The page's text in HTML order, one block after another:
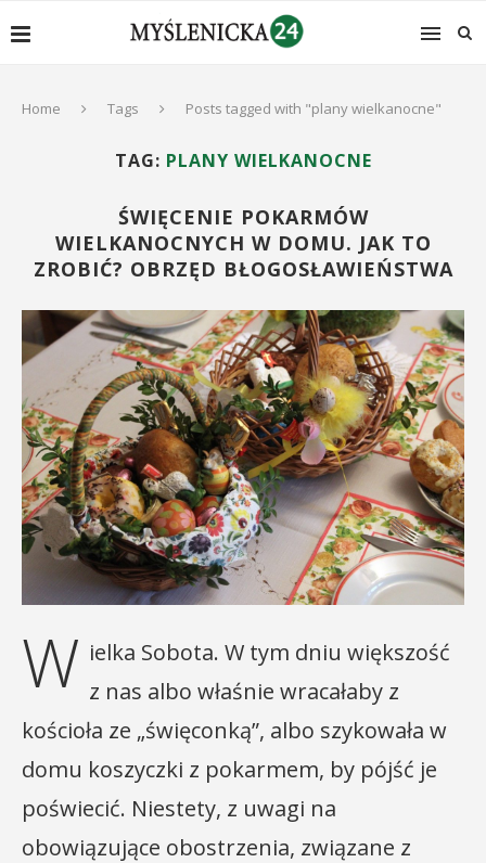
Home Tags Posts tagged with "plany wielkanocne"
TAG: PLANY WIELKANOCNE
ŚWIĘCENIE POKARMÓW
WIELKANOCNYCH W DOMU. JAK TO
ZROBIĆ? OBRZĘD BŁOGOSŁAWIEŃSTWA
W ielka Sobota. W tym dniu większość
z nas albo właśnie wracałaby z
kościoła ze „święconką”, albo szykowała w
domu koszyczki z pokarmem, by pójść je
poświecić. Niestety, z uwagi na
obowiązujące obostrzenia, związane z